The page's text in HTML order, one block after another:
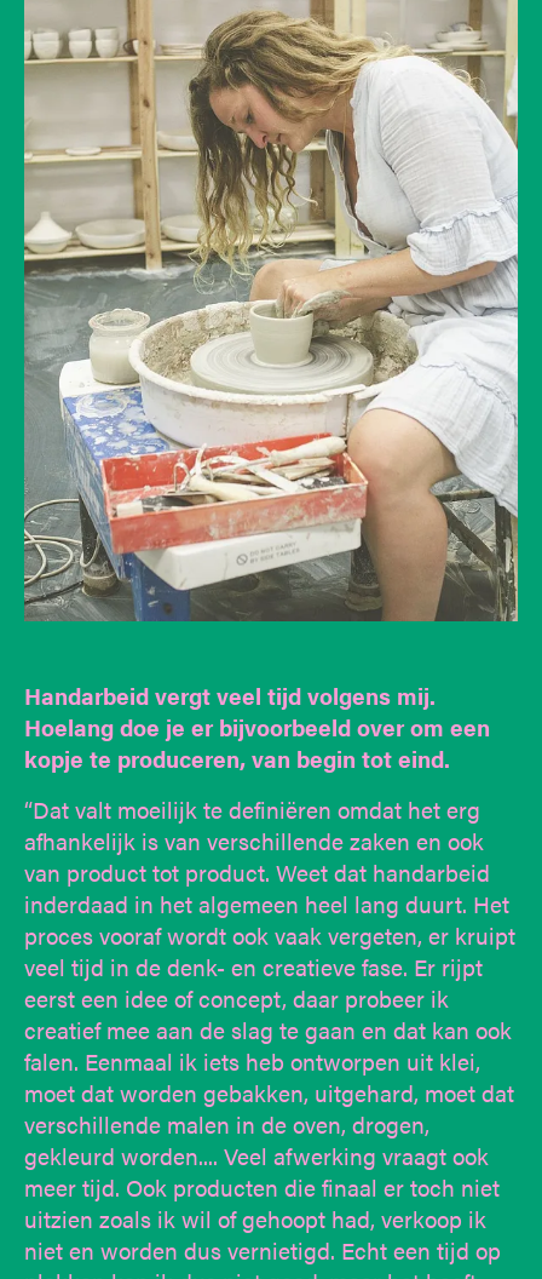
Handarbeid vergt veel tijd volgens mij.
Hoelang doe je er bijvoorbeeld over om een
kopje te produceren, van begin tot eind.
“Dat valt moeilijk te definiëren omdat het erg
afhankelijk is van verschillende zaken en ook
van product tot product. Weet dat handarbeid
inderdaad in het algemeen heel lang duurt. Het
proces vooraf wordt ook vaak vergeten, er kruipt
veel tijd in de denk- en creatieve fase. Er rijpt
eerst een idee of concept, daar probeer ik
creatief mee aan de slag te gaan en dat kan ook
falen. Eenmaal ik iets heb ontworpen uit klei,
moet dat worden gebakken, uitgehard, moet dat
verschillende malen in de oven, drogen,
gekleurd worden.... Veel afwerking vraagt ook
meer tijd. Ook producten die finaal er toch niet
uitzien zoals ik wil of gehoopt had, verkoop ik
niet en worden dus vernietigd. Echt een tijd op